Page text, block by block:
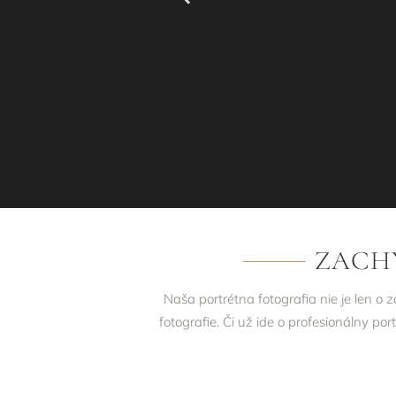
Naša portrétna fotografia nie je len o
fotografie. Či už ide o profesionálny